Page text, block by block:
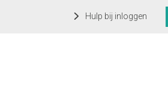
Hulp bij inloggen